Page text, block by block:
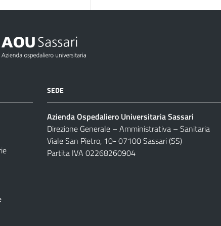
SEDE
Azienda Ospedaliero Universitaria Sassari
Direzione Generale – Amministrativa – Sanitaria
Viale San Pietro, 10- 07100 Sassari (SS)
Partita IVA 02268260904